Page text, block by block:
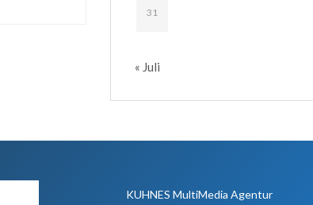
31
« Juli
KUHNES MultiMedia Agentur